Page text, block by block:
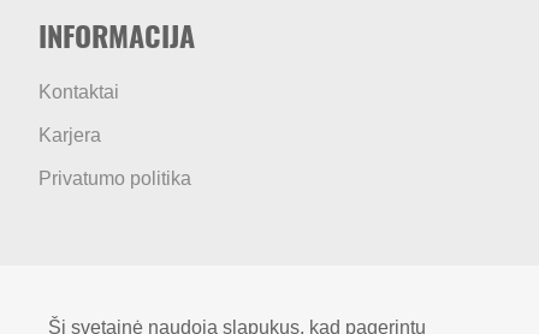
INFORMACIJA
Kontaktai
Karjera
Privatumo politika
Ši svetainė naudoja slapukus, kad pagerintų